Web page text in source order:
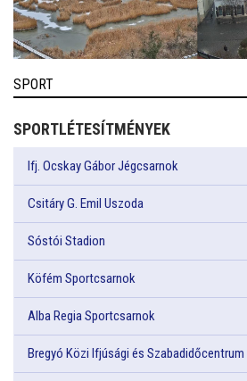
SPORT
SPORTLÉTESÍTMÉNYEK
Ifj. Ocskay Gábor Jégcsarnok
Csitáry G. Emil Uszoda
Sóstói Stadion
Köfém Sportcsarnok
Alba Regia Sportcsarnok
Bregyó Közi Ifjúsági és Szabadidőcentrum